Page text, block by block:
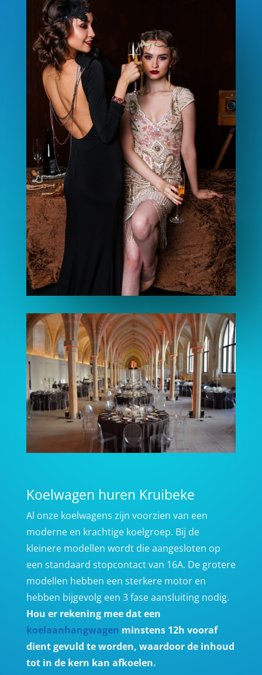
Koelwagen huren Kruibeke
Al onze koelwagens zijn voorzien van een
moderne en krachtige koelgroep. Bij de
kleinere modellen wordt die aangesloten op
een standaard stopcontact van 16A. De grotere
modellen hebben een sterkere motor en
hebben bijgevolg een 3 fase aansluiting nodig.
Hou er rekening mee dat een
koelaanhangwagen minstens 12h vooraf
dient gevuld te worden, waardoor de inhoud
tot in de kern kan afkoelen.